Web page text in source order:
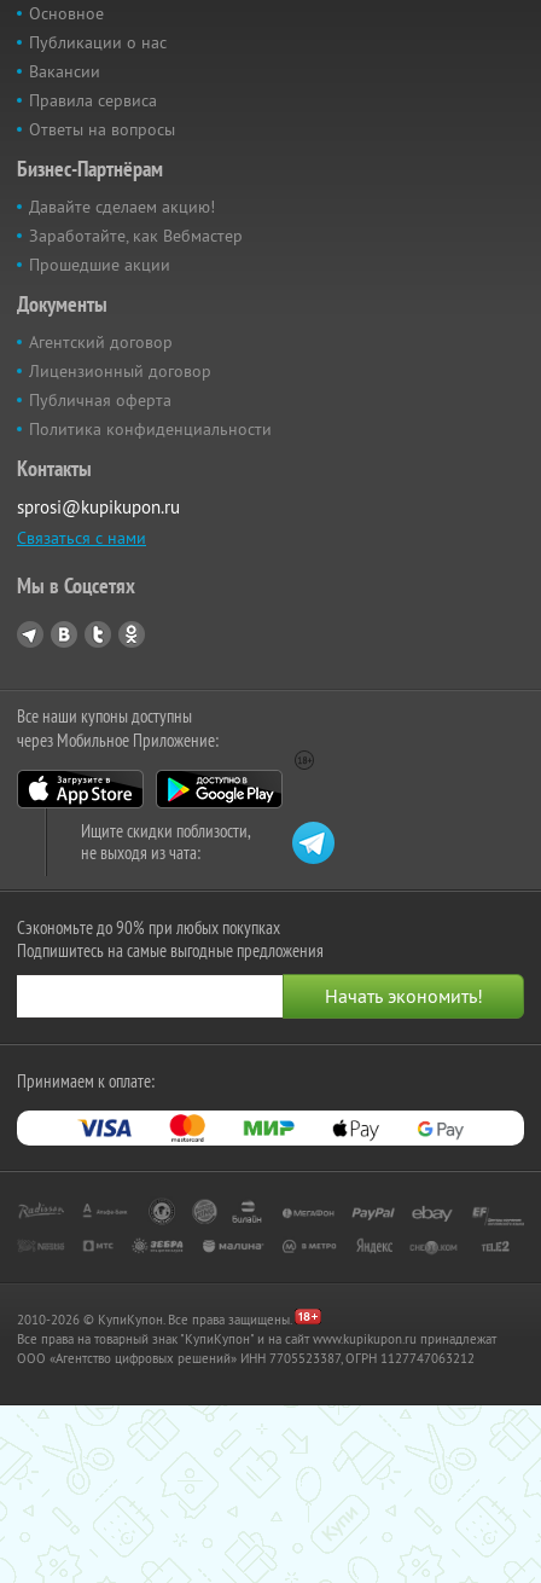
Основное
Публикации о нас
Вакансии
Правила сервиса
Ответы на вопросы
Бизнес-Партнёрам
Давайте сделаем акцию!
Заработайте, как Вебмастер
Прошедшие акции
Документы
Агентский договор
Лицензионный договор
Публичная оферта
Политика конфиденциальности
Контакты
sprosi@kupikupon.ru
Связаться с нами
Мы в Соцсетях
Все наши купоны доступны
через Мобильное Приложение:
Ищите скидки поблизости,
не выходя из чата:
Сэкономьте до 90% при любых покупках
Подпишитесь на самые выгодные предложения
Принимаем к оплате:
2010-2026 © КупиКупон. Все права защищены.
Все права на товарный знак "КупиКупон" и на сайт www.kupikupon.ru принадлежат
OOO «Агентство цифровых решений» ИНН 7705523387, ОГРН 1127747063212